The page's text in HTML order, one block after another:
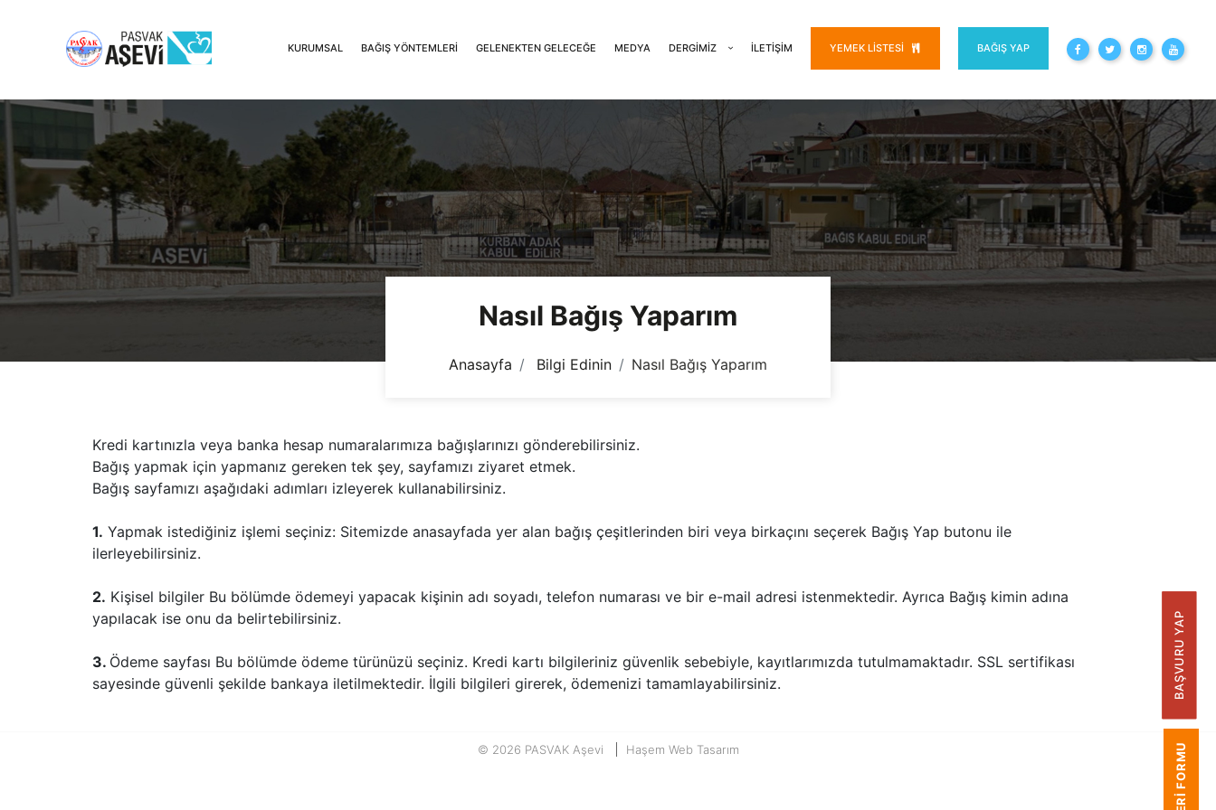
KURUMSAL BAĞIŞ YÖNTEMLERI GELENEKTEN GELECEĞE MEDYA DERGIMIZ İLETIŞIM YEMEK LISTESI BAĞIŞ YAP
BAŞVURU YAP
Nasıl Bağış Yaparım
Anasayfa Bilgi Edinin Nasıl Bağış Yaparım
Kredi kartınızla veya banka hesap numaralarımıza bağışlarınızı gönderebilirsiniz.
Bağış yapmak için yapmanız gereken tek şey, sayfamızı ziyaret etmek.
Bağış sayfamızı aşağıdaki adımları izleyerek kullanabilirsiniz.
1. Yapmak istediğiniz işlemi seçiniz: Sitemizde anasayfada yer alan bağış çeşitlerinden biri veya birkaçını seçerek Bağış Yap butonu ile
ilerleyebilirsiniz.
2. Kişisel bilgiler Bu bölümde ödemeyi yapacak kişinin adı soyadı, telefon numarası ve bir e-mail adresi istenmektedir. Ayrıca Bağış kimin adına
yapılacak ise onu da belirtebilirsiniz.
3. Ödeme sayfası Bu bölümde ödeme türünüzü seçiniz. Kredi kartı bilgileriniz güvenlik sebebiyle, kayıtlarımızda tutulmamaktadır. SSL sertifikası
sayesinde güvenli şekilde bankaya iletilmektedir. İlgili bilgileri girerek, ödemenizi tamamlayabilirsiniz.
© 2026 PASVAK Aşevi Haşem Web Tasarım